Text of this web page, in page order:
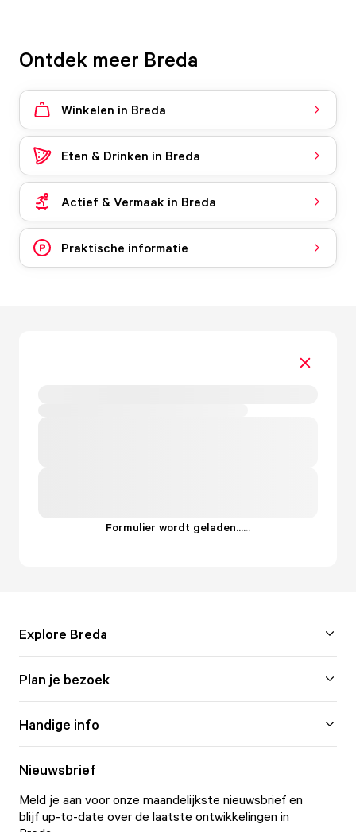
Ontdek meer Breda
Winkelen in Breda
Eten & Drinken in Breda
Actief & Vermaak in Breda
Praktische informatie
Formulier wordt geladen......
Explore Breda
Plan je bezoek
Handige info
Nieuwsbrief
Meld je aan voor onze maandelijkste nieuwsbrief en
blijf up-to-date over de laatste ontwikkelingen in